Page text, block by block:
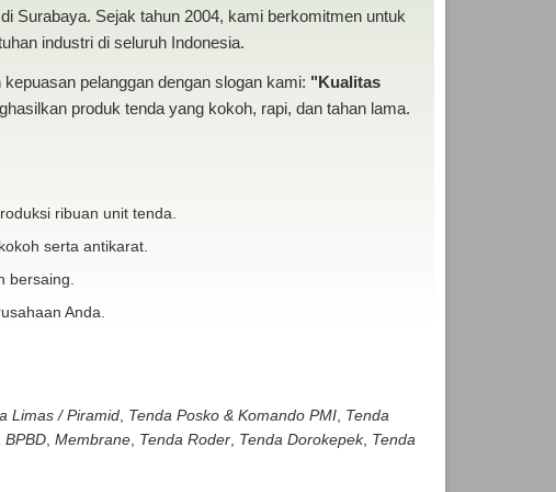
Surabaya. Sejak tahun 2004, kami berkomitmen untuk
industri di seluruh Indonesia.
pelanggan dengan slogan kami: "Kualitas
produk tenda yang kokoh, rapi, dan tahan lama.
ribuan unit tenda.
serta antikarat.
bersaing.
Anda.
Limas / Piramid, Tenda Posko & Komando PMI, Tenda
BPBD, Membrane, Tenda Roder, Tenda Dorokepek, Tenda